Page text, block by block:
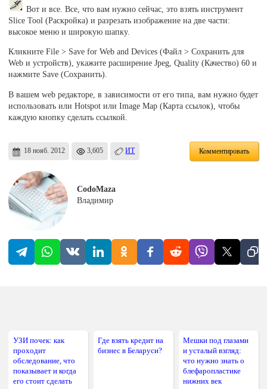
Вот и все. Все, что вам нужно сейчас, это взять инструмент
Slice Tool (Раскройка) и разрезать изображение на две части:
высокое меню и широкую шапку.
Кликните File > Save for Web and Devices (Файл > Сохранить для
Web и устройств), укажите расширение Jpeg, Quality (Качество) 60 и
нажмите Save (Сохранить).
В вашем web редакторе, в зависимости от его типа, вам нужно будет
использовать или Hotspot или Image Map (Карта ссылок), чтобы
каждую кнопку сделать ссылкой.
18 нояб. 2012 3,605 ИТ Комментировать
CodoMaza
Владимир
УЗИ почек: как
проходит
обследование, что
показывает и когда
его стоит сделать
Где взять кредит на
бизнес в Беларуси?
Мешки под глазами
и усталый взгляд:
что нужно знать о
блефаропластике
нижних век